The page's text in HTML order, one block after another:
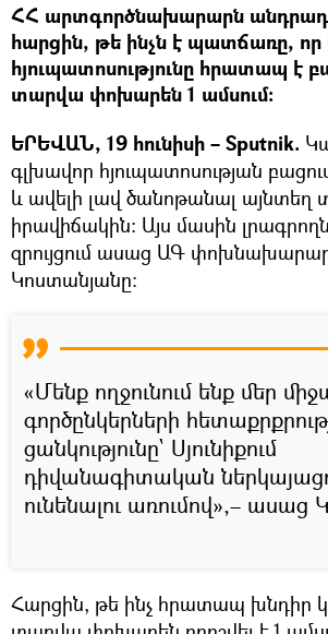
ՀՀ արտգործնախարարն
հարցին, թե ինչն է պատճառը, որ
հյուպատոսությունը հրատապ է
տարվա փոխարեն 1 ամսում։
ԵՐԵՎԱՆ, 19 հունիսի – Sputnik.
գլխավոր հյուպատոսության
և ավելի լավ ծանոթանալ այնտեղ
իրավիճակին։ Այս մասին
զրույցում ասաց ԱԳ
Կոստանյանը։
«Մենք ողջունում ենք մեր
գործընկերների
ցանկությունը` Սյունիքում
դիվանագիտական
ունենալու առումով»,– ասաց
Հարցին, թե ինչ հրատապ խնդիր կա